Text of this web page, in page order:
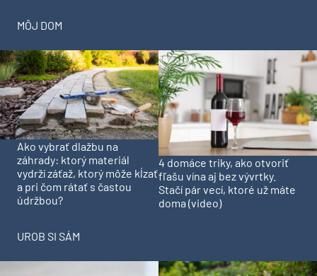
MÔJ DOM
Ako vybrať dlažbu na
záhrady: ktorý materiál
vydrží záťaž, ktorý môže kĺzať
a pri čom rátať s častou
údržbou?
4 domáce triky, ako otvoriť
fľašu vína aj bez vývrtky.
Stačí pár vecí, ktoré už máte
doma (video)
UROB SI SÁM